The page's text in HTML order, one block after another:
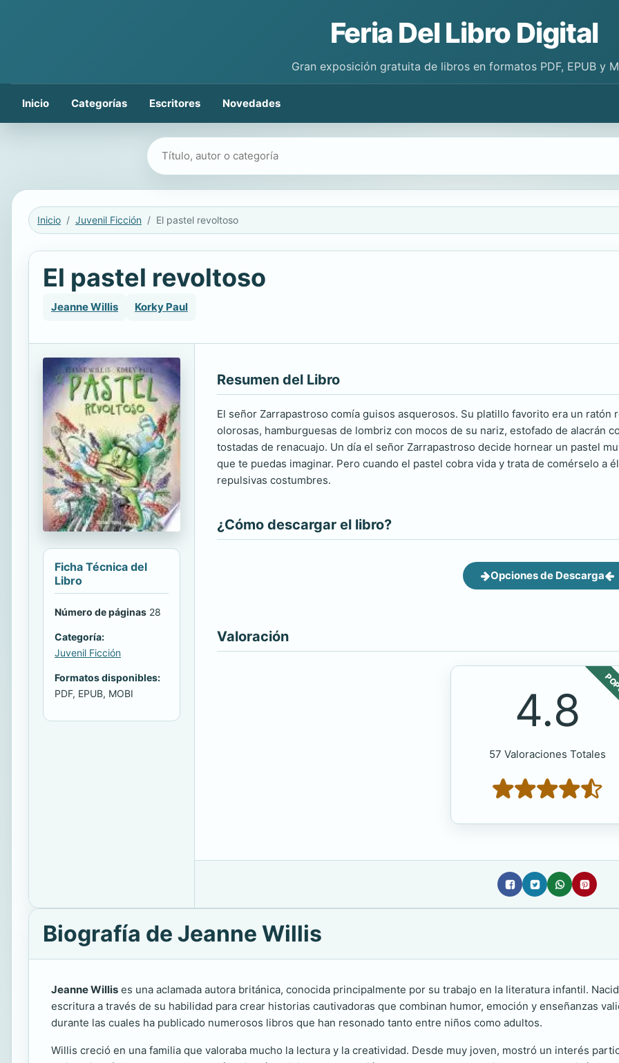
Feria Del Libro Digital
Gran exposición gratuita de libros en formatos PDF, EPUB y
Inicio Categorías Escritores Novedades
Buscar libros
Inicio Juvenil Ficción El pastel revoltoso
El pastel revoltoso
Jeanne Willis Korky Paul
Ficha Técnica del
Libro
Número de páginas 28
Categoría:
Juvenil Ficción
Formatos disponibles:
PDF, EPUB, MOBI
Resumen del Libro
El señor Zarrapastroso comía guisos asquerosos. Su platillo favorito era un
olorosas, hamburguesas de lombriz con mocos de su nariz, estofado de alacrán
tostadas de renacuajo. Un día el señor Zarrapastroso decide hornear un pastel
que te puedas imaginar. Pero cuando el pastel cobra vida y trata de comérselo a
repulsivas costumbres.
¿Cómo descargar el libro?
Opciones de Descarga
Valoración
4.8
57 Valoraciones Totales
Biografía de Jeanne Willis
Jeanne Willis es una aclamada autora británica, conocida principalmente por su trabajo en la literatura infantil.
escritura a través de su habilidad para crear historias cautivadoras que combinan humor, emoción y enseñanzas
durante las cuales ha publicado numerosos libros que han resonado tanto entre niños como adultos.
Willis creció en una familia que valoraba mucho la lectura y la creatividad. Desde muy joven, mostró un interés